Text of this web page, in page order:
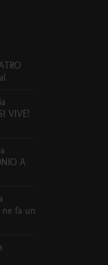
VIVE!
A
fa un